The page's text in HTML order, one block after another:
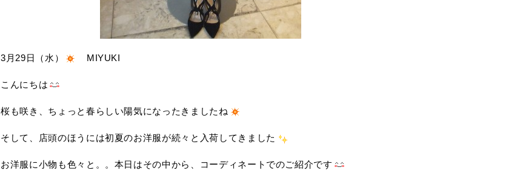
3月29日（水） MIYUKI
こんにちは
桜も咲き、ちょっと春らしい陽気になったきましたね
そして、店頭のほうには初夏のお洋服が続々と入荷してきました
お洋服に小物も色々と。。本日はその中から、コーディネートでのご紹介です